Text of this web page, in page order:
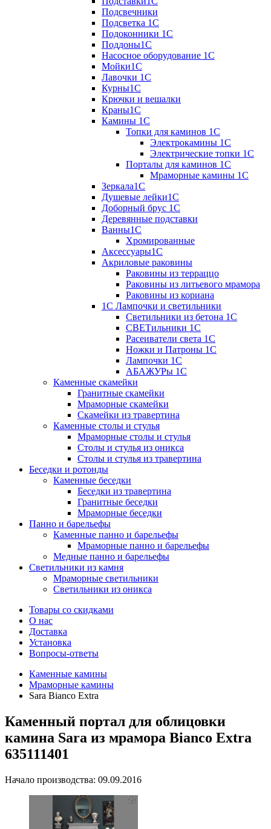
Подсвечники
Подсветка 1С
Подоконники 1С
Поддоны1С
Насосное оборудование 1С
Мойки1С
Лавочки 1С
Курны1С
Крючки и вешалки
Краны1С
Камины 1C
Топки для каминов 1C
Электрокамины 1С
Электрические топки 1C
Порталы для каминов 1С
Мраморные камины 1C
Зеркала1С
Душевые лейки1С
Доборный брус 1С
Деревянные подставки
Ванны1С
Хромированные
Аксессуары1С
Акриловые раковины
Раковины из терраццо
Раковины из литьевого мрамора
Раковины из кориана
1С Лампочки и светильники
Светильники из бетона 1С
СВЕТильники 1С
Расеиватели света 1С
Ножки и Патроны 1С
Лампочки 1С
АБАЖУРы 1С
Каменные скамейки
Гранитные скамейки
Мраморные скамейки
Скамейки из травертина
Каменные столы и стулья
Мраморные столы и стулья
Столы и стулья из оникса
Столы и стулья из травертина
Беседки и ротонды
Каменные беседки
Беседки из травертина
Гранитные беседки
Мраморные беседки
Панно и барельефы
Каменные панно и барельефы
Мраморные панно и барельефы
Медные панно и барельефы
Светильники из камня
Мраморные светильники
Светильники из оникса
Товары со скидками
О нас
Доставка
Установка
Вопросы-ответы
Каменные камины
Мраморные камины
Sara Bianco Extra
Каменный портал для облицовки
камина Sara из мрамора Bianco Extra
635111401
Начало производства: 09.09.2016